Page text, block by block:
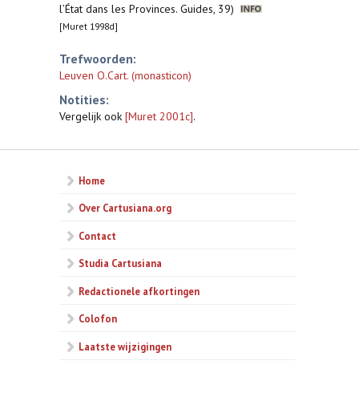
l’État dans les Provinces. Guides, 39)
[Muret 1998d]
Trefwoorden:
Leuven O.Cart. (monasticon)
Notities:
Vergelijk ook [Muret 2001c].
Home
Over Cartusiana.org
Contact
Studia Cartusiana
Redactionele afkortingen
Colofon
Laatste wijzigingen